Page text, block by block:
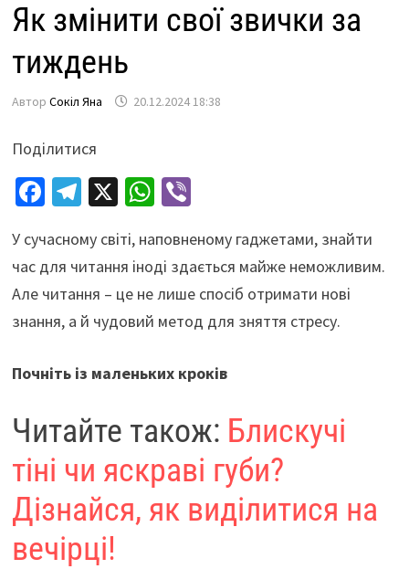
Як змінити свої звички за
тиждень
Автор Сокіл Яна 20.12.2024 18:38
Поділитися
Fa
b
o
o
k
Te
gr
a
m
X W
at
sA
p
p
Vi
er
У сучасному світі, наповненому гаджетами, знайти
час для читання іноді здається майже неможливим.
Але читання – це не лише спосіб отримати нові
знання, а й чудовий метод для зняття стресу.
Почніть із маленьких кроків
Читайте також: Блискучі
тіні чи яскраві губи?
Дізнайся, як виділитися на
вечірці!